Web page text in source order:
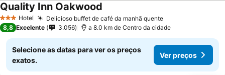
3 EstrelasHotel Delicioso buffet de café da manhã quente
Quality Inn Oakwood
8,8 Excelente 3.056 a 8.0 km de Centro da cidade
Selecione as datas para ver os preços
exatos.
Ver preços